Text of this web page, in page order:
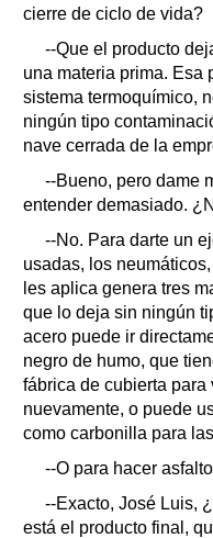
cierre de ciclo de vida?
--Que el producto
una materia prima. Esa
sistema termoquímico,
ningún tipo
nave cerrada de la
--Bueno, pero dame
entender demasiado.
--No. Para darte un
usadas, los
les aplica genera tres
que lo deja sin ningún
acero puede ir
negro de humo, que
fábrica de cubierta
nuevamente, o puede
como carbonilla para
--O para hacer
--Exacto, José Luis,
está el producto final,